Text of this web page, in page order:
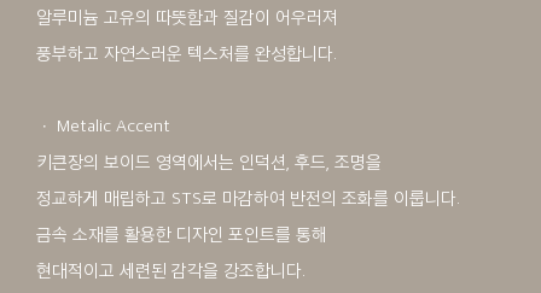
알루미늄 고유의 따뜻함과 질감이 어우러져
풍부하고 자연스러운 텍스처를 완성합니다.
ㆍ Metalic Accent
키큰장의 보이드 영역에서는 인덕션, 후드, 조명을
정교하게 매립하고 STS로 마감하여 반전의 조화를 이룹니다.
금속 소재를 활용한 디자인 포인트를 통해
현대적이고 세련된 감각을 강조합니다.